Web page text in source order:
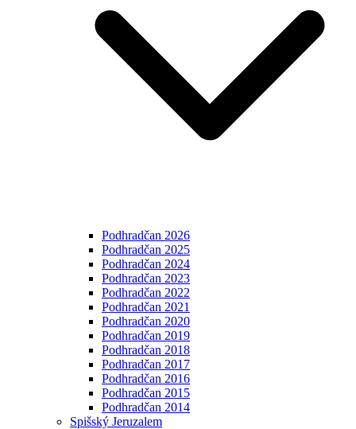
Podhradčan 2026
Podhradčan 2025
Podhradčan 2024
Podhradčan 2023
Podhradčan 2022
Podhradčan 2021
Podhradčan 2020
Podhradčan 2019
Podhradčan 2018
Podhradčan 2017
Podhradčan 2016
Podhradčan 2015
Podhradčan 2014
Spišský Jeruzalem